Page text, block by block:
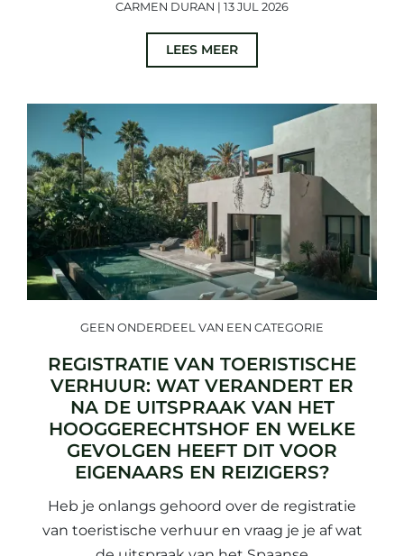
CARMEN DURAN | 13 JUL 2026
LEES MEER
GEEN ONDERDEEL VAN EEN CATEGORIE
REGISTRATIE VAN TOERISTISCHE
VERHUUR: WAT VERANDERT ER
NA DE UITSPRAAK VAN HET
HOOGGERECHTSHOF EN WELKE
GEVOLGEN HEEFT DIT VOOR
EIGENAARS EN REIZIGERS?
Heb je onlangs gehoord over de registratie
van toeristische verhuur en vraag je je af wat